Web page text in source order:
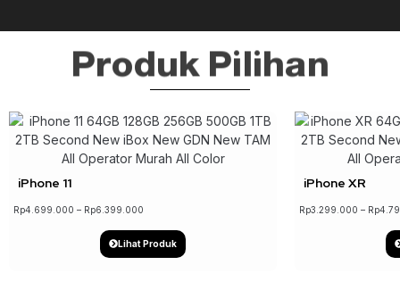
Produk Pilihan
↓ 22%
iPhone 11
Rp4.699.000 – Rp6.399.000
Lihat Produk
iPhone XR
Rp3.299.000 – Rp